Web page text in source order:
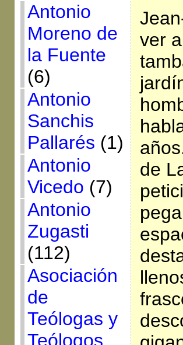
Antonio
Moreno de
la Fuente
(6)
Antonio
Sanchis
Pallarés (1)
Antonio
Vicedo (7)
Antonio
Zugasti
(112)
Asociación
de
Teólogas y
Teólogos
ver
de